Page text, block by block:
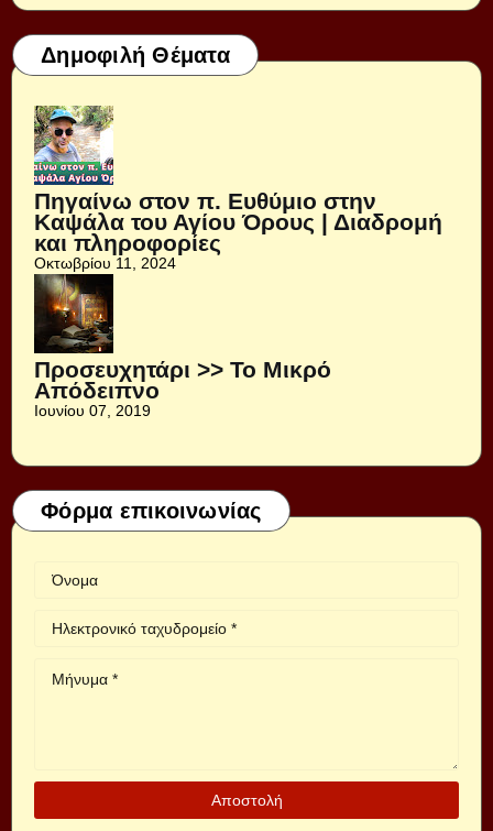
Δημοφιλή Θέματα
Πηγαίνω στον π. Ευθύμιο στην
Καψάλα του Αγίου Όρους | Διαδρομή
και πληροφορίες
Οκτωβρίου 11, 2024
Προσευχητάρι >> Το Μικρό
Απόδειπνο
Ιουνίου 07, 2019
Φόρμα επικοινωνίας